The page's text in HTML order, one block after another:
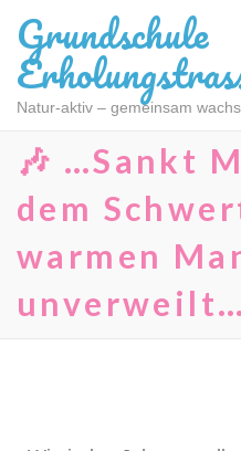
Grundschule
Natur-aktiv – gemeinsam
🎶 …Sankt
dem
warmen